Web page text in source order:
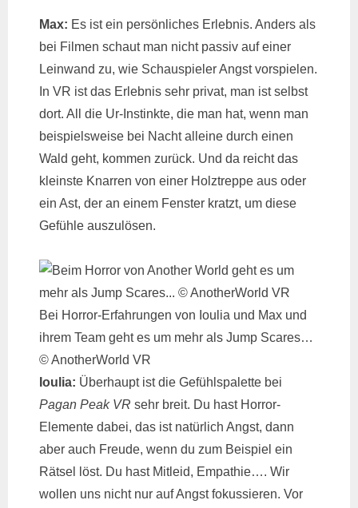
Max: Es ist ein persönliches Erlebnis. Anders als
bei Filmen schaut man nicht passiv auf einer
Leinwand zu, wie Schauspieler Angst vorspielen.
In VR ist das Erlebnis sehr privat, man ist selbst
dort. All die Ur-Instinkte, die man hat, wenn man
beispielsweise bei Nacht alleine durch einen
Wald geht, kommen zurück. Und da reicht das
kleinste Knarren von einer Holztreppe aus oder
ein Ast, der an einem Fenster kratzt, um diese
Gefühle auszulösen.
Bei Horror-Erfahrungen von Ioulia und Max und
ihrem Team geht es um mehr als Jump Scares…
© AnotherWorld VR
Ioulia: Überhaupt ist die Gefühlspalette bei
Pagan Peak VR sehr breit. Du hast Horror-
Elemente dabei, das ist natürlich Angst, dann
aber auch Freude, wenn du zum Beispiel ein
Rätsel löst. Du hast Mitleid, Empathie…. Wir
wollen uns nicht nur auf Angst fokussieren. Vor